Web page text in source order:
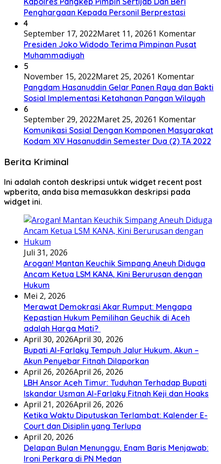
Penghargaan Kepada Personil Berprestasi
4
September 17, 2022Maret 11, 20261 Komentar
Presiden Joko Widodo Terima Pimpinan Pusat
Muhammadiyah
5
November 15, 2022Maret 25, 20261 Komentar
Pangdam Hasanuddin Gelar Panen Raya dan Bakti
Sosial Implementasi Ketahanan Pangan Wilayah
6
September 29, 2022Maret 25, 20261 Komentar
Komunikasi Sosial Dengan Komponen Masyarakat
Kodam XIV Hasanuddin Semester Dua (2) TA 2022
Berita Kriminal
Ini adalah contoh deskripsi untuk widget recent post
wpberita, anda bisa memasukkan deskripsi pada
widget ini.
Juli 31, 2026
Arogan! Mantan Keuchik Simpang Aneuh Diduga
Ancam Ketua LSM KANA, Kini Berurusan dengan
Hukum
Mei 2, 2026
Merawat Demokrasi Akar Rumput: Mengapa
Kepastian Hukum Pemilihan Geuchik di Aceh
adalah Harga Mati? ‎
April 30, 2026April 30, 2026
Bupati Al-Farlaky Tempuh Jalur Hukum, Akun –
Akun Penyebar Fitnah Dilaporkan
April 26, 2026April 26, 2026
LBH Ansor Aceh Timur: Tuduhan Terhadap Bupati
Iskandar Usman Al-Farlaky Fitnah Keji dan Hoaks
April 21, 2026April 26, 2026
Ketika Waktu Diputuskan Terlambat: Kalender E-
Court dan Disiplin yang Terlupa
April 20, 2026
Delapan Bulan Menunggu, Enam Baris Menjawab:
Ironi Perkara di PN Medan